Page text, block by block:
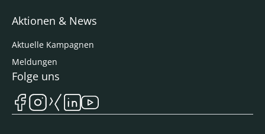
Aktionen & News
Aktuelle Kampagnen
Meldungen
Folge uns